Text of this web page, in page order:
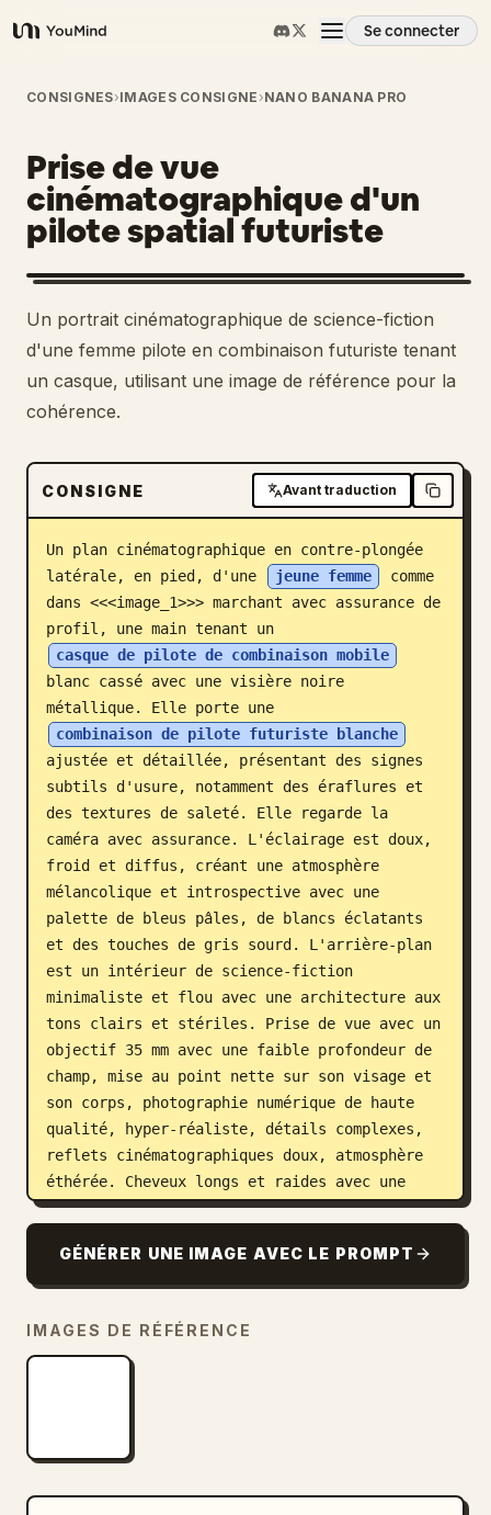
YouMind
Se connecter
Aperçu
Cas d'usage
Compétences
Invites
Tarifs
Blog
Mises à jour
CONSIGNES›IMAGES CONSIGNE ›NANO BANANA PRO
Prise de vue
cinématographique d'un
pilote spatial futuriste
Un portrait cinématographique de science-fiction
d'une femme pilote en combinaison futuriste tenant
un casque, utilisant une image de référence pour la
cohérence.
CONSIGNE Avant traduction
Un plan cinématographique en contre-plongée
latérale, en pied, d'une
jeune femme
comme
dans <<<image_1>>> marchant avec assurance de
profil, une main tenant un
casque de pilote de combinaison mobile
blanc cassé avec une visière noire
métallique. Elle porte une
combinaison de pilote futuriste blanche
ajustée et détaillée, présentant des signes
subtils d'usure, notamment des éraflures et
des textures de saleté. Elle regarde la
caméra avec assurance. L'éclairage est doux,
froid et diffus, créant une atmosphère
mélancolique et introspective avec une
palette de bleus pâles, de blancs éclatants
et des touches de gris sourd. L'arrière-plan
est un intérieur de science-fiction
minimaliste et flou avec une architecture aux
tons clairs et stériles. Prise de vue avec un
objectif 35 mm avec une faible profondeur de
champ, mise au point nette sur son visage et
son corps, photographie numérique de haute
qualité, hyper-réaliste, détails complexes,
reflets cinématographiques doux, atmosphère
éthérée. Cheveux longs et raides avec une
raie au milieu. La visière ne doit présenter
GÉNÉRER UNE IMAGE AVEC LE PROMPT
IMAGES DE RÉFÉRENCE